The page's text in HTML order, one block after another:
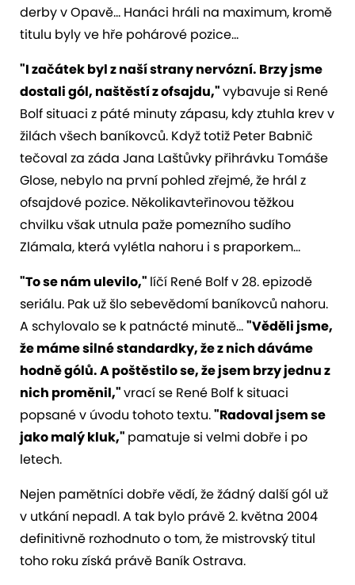
derby v Opavě... Hanáci hráli na maximum, kromě
titulu byly ve hře pohárové pozice...
"I začátek byl z naší strany nervózní. Brzy jsme
dostali gól, naštěstí z ofsajdu,"vybavuje si René
Bolf situaci z páté minuty zápasu, kdy ztuhla krev v
žilách všech baníkovců. Když totiž Peter Babnič
tečoval za záda Jana Laštůvky přihrávku Tomáše
Glose, nebylo na první pohled zřejmé, že hrál z
ofsajdové pozice. Několikavteřinovou těžkou
chvilku však utnula paže pomezního sudího
Zlámala, která vylétla nahoru i s praporkem...
"To se nám ulevilo," líčí René Bolf v 28. epizodě
seriálu. Pak už šlo sebevědomí baníkovců nahoru.
A schylovalo se k patnácté minutě..."Věděli jsme,
že máme silné standardky, že z nich dáváme
hodně gólů. A poštěstilo se, že jsem brzy jednu z
nich proměnil,"vrací se René Bolf k situaci
popsané v úvodu tohoto textu."Radoval jsem se
jako malý kluk," pamatuje si velmi dobře i po
letech.
Nejen pamětníci dobře vědí, že žádný další gól už
v utkání nepadl. A tak bylo právě 2. května 2004
definitivně rozhodnuto o tom, že mistrovský titul
toho roku získá právě Baník Ostrava.